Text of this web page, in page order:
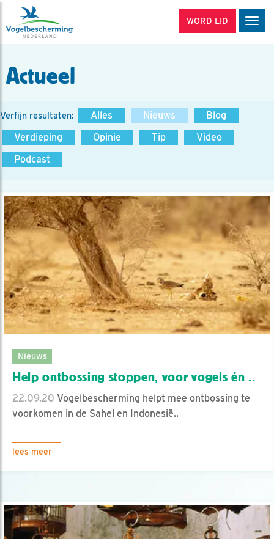
WORD LID
Actueel
Verfijn resultaten: Alles Nieuws
Blog
Verdieping
Opinie Tip
Video
Podcast
Nieuws
Help ontbossing stoppen, voor vogels én ..
22.09.20 Vogelbescherming helpt mee ontbossing te
voorkomen in de Sahel en Indonesië..
lees meer